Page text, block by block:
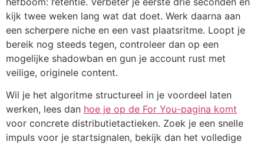
kijk twee weken lang wat dat doet. Werk daarna aan
een scherpere niche en een vast plaatsritme. Loopt je
bereik nog steeds tegen, controleer dan op een
mogelijke shadowban en gun je account rust met
veilige, originele content.
Wil je het algoritme structureel in je voordeel laten
werken, lees dan hoe je op de For You-pagina komt
voor concrete distributietactieken. Zoek je een snelle
impuls voor je startsignalen, bekijk dan het volledige